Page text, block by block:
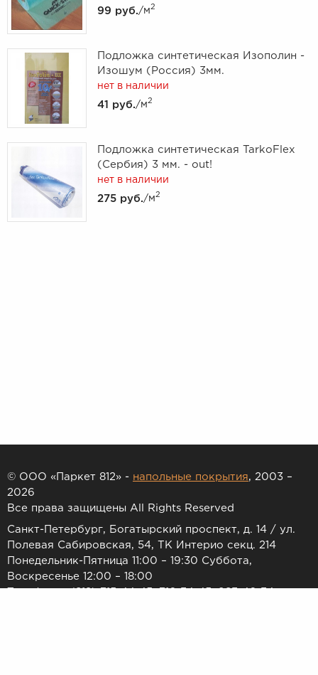
99 руб. /м 2
Подложка синтетическая Изополин -
Изошум (Россия) 3мм.
нет в наличии
41 руб. /м 2
Подложка синтетическая TarkoFlex
(Сербия) 3 мм. - out!
нет в наличии
275 руб. /м 2
© ООО «Паркет 812» - напольные покрытия, 2003 –
2026
Все права защищены All Rights Reserved
Санкт-Петербург, Богатырский проспект, д. 14 / ул.
Полевая Сабировская, 54, ТК Интерио секц. 214
Понедельник-Пятница 11:00 – 19:30 Суббота,
Воскресенье 12:00 – 18:00